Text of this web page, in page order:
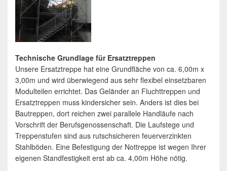
Technische Grundlage für Ersatztreppen
Unsere Ersatztreppe hat eine Grundfläche von ca. 6,00m x
3,00m und wird überwiegend aus sehr flexibel einsetzbaren
Modulteilen errichtet. Das Geländer an Fluchttreppen und
Ersatztreppen muss kindersicher sein. Anders ist dies bei
Bautreppen, dort reichen zwei parallele Handläufe nach
Vorschrift der Berufsgenossenschaft. Die Laufstege und
Treppenstufen sind aus rutschsicheren feuerverzinkten
Stahlböden. Eine Befestigung der Nottreppe ist wegen Ihrer
eigenen Standfestigkeit erst ab ca. 4,00m Höhe nötig.